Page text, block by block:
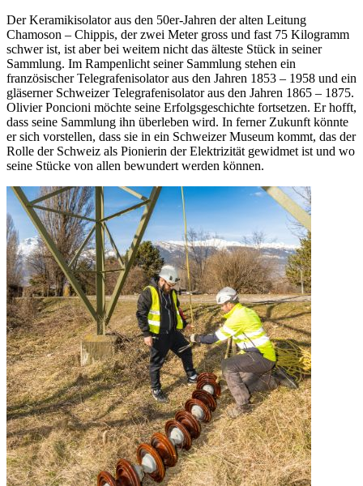
Der Keramikisolator aus den 50er-Jahren der alten Leitung
Chamoson – Chippis, der zwei Meter gross und fast 75 Kilogramm
schwer ist, ist aber bei weitem nicht das älteste Stück in seiner
Sammlung. Im Rampenlicht seiner Sammlung stehen ein
französischer Telegrafenisolator aus den Jahren 1853 – 1958 und ein
gläserner Schweizer Telegrafenisolator aus den Jahren 1865 – 1875.
Olivier Poncioni möchte seine Erfolgsgeschichte fortsetzen. Er hofft,
dass seine Sammlung ihn überleben wird. In ferner Zukunft könnte
er sich vorstellen, dass sie in ein Schweizer Museum kommt, das der
Rolle der Schweiz als Pionierin der Elektrizität gewidmet ist und wo
seine Stücke von allen bewundert werden können.